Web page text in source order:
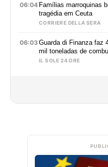
06:04 Famílias marroquinas
tragédia em Ceuta
CORRIERE DELLA SERA
06:03Guarda di Finanza faz
mil toneladas de
IL SOLE 24 ORE